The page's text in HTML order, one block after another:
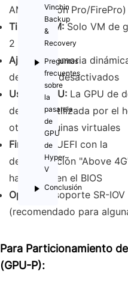
Vinchin
Backup
&
Recovery
Preguntas
frecuentes
sobre
la
pasarela
de
GPU
de
Hyper-
V
Conclusión
AMD Radeon Pro/FirePro)
Tipo de VM: Solo VM de
2
Ajustes: Memoria
de control desactivados
Uso de GPU: La GPU de
debe ser utilizada por el
otras máquinas virtuales
Firmware: UEFI con la
decodificación "Above
habilitada en el BIOS
Opcional:
soporte SR-IOV
(recomendado para
Para Particionamiento
(GPU-P):